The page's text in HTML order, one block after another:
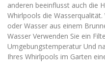
anderen beeinflusst auch die
Whirlpools die
oder Wasser aus einem
Wasser Verwenden Sie ein
Umgebungstemperatur Und
Ihres Whirlpools im Garten